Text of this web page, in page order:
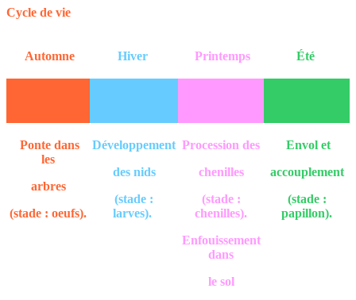
Cycle de vie
Automne Hiver Printemps Été
Ponte dans
les
arbres
(stade : oeufs).
Développement
des nids
(stade :
larves).
Procession des
chenilles
(stade :
chenilles).
Enfouissement
dans
le sol
Envol et
accouplement
(stade :
papillon).